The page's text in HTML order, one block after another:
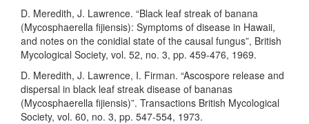
D. Meredith, J. Lawrence. “Black leaf streak of banana
(Mycosphaerella fijiensis): Symptoms of disease in Hawaii,
and notes on the conidial state of the causal fungus”, British
Mycological Society, vol. 52, no. 3, pp. 459-476, 1969.
D. Meredith, J. Lawrence, I. Firman. “Ascospore release and
dispersal in black leaf streak disease of bananas
(Mycosphaerella fijiensis)”. Transactions British Mycological
Society, vol. 60, no. 3, pp. 547-554, 1973.